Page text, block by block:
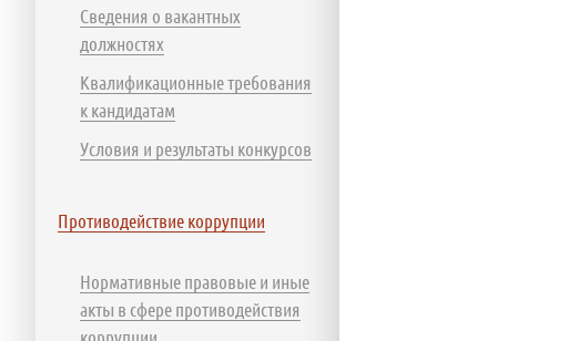
Сведения о вакантных
должностях
Квалификационные требования
к кандидатам
Условия и результаты конкурсов
Противодействие коррупции
Нормативные правовые и иные
акты в сфере противодействия